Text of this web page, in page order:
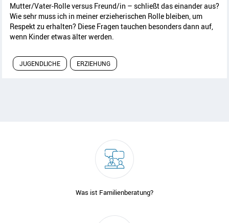
Mutter/Vater-Rolle versus Freund/in – schließt das einander aus?
Wie sehr muss ich in meiner erzieherischen Rolle bleiben, um
Respekt zu erhalten? Diese Fragen tauchen besonders dann auf,
wenn Kinder etwas älter werden.
JUGENDLICHE ERZIEHUNG
Was ist Familienberatung?